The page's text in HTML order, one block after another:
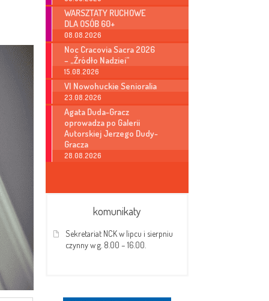
WARSZTATY RUCHOWE
DLA OSÓB 60+
08.08.2026
Noc Cracovia Sacra 2026
– „Źródło Nadziei”
15.08.2026
VI Nowohuckie Senioralia
23.08.2026
Agata Duda-Gracz
oprowadza po Galerii
Autorskiej Jerzego Dudy-
Gracza
28.08.2026
komunikaty
Sekretariat NCK w lipcu i sierpniu
czynny w g. 8.00 – 16.00.